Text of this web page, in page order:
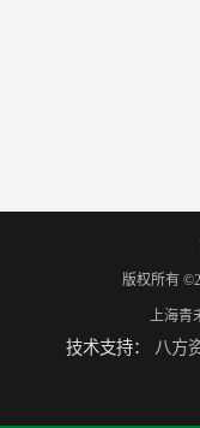
版权所有
上海青
技术支持： 八方